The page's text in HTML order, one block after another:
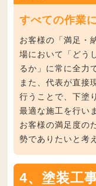
すべての作業
お客様の 「満足・
場において「どう
るか」に常に全力
また、代表が直接
行うことで、下塗
最適な施工を行い
お客様の満足度の
勢でありたいと考
4、塗装工